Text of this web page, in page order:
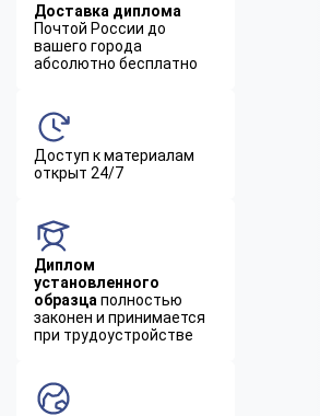
Доставка диплома
Почтой России до
вашего города
абсолютно бесплатно
Доступ к материалам
открыт 24/7
Диплом
установленного
образца полностью
законен и принимается
при трудоустройстве